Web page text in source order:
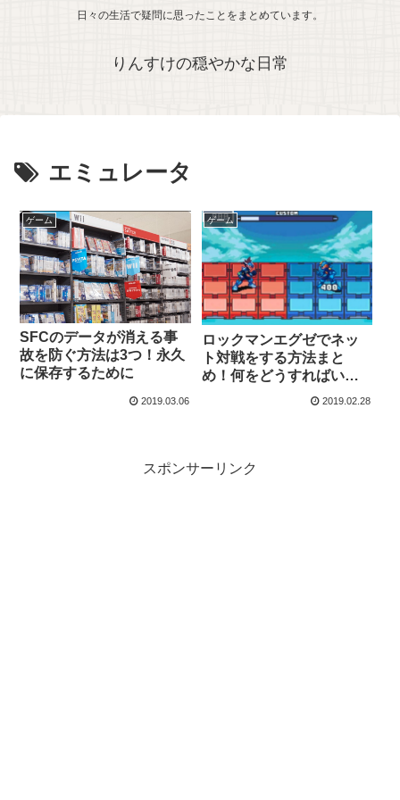
日々の生活で疑問に思ったことをまとめています。
りんすけの穏やかな日常
エミュレータ
ゲーム
SFCのデータが消える事
故を防ぐ方法は3つ！永久
に保存するために
2019.03.06
ゲーム
ロックマンエグゼでネッ
ト対戦をする方法まと
め！何をどうすればい
2019.02.28
スポンサーリンク